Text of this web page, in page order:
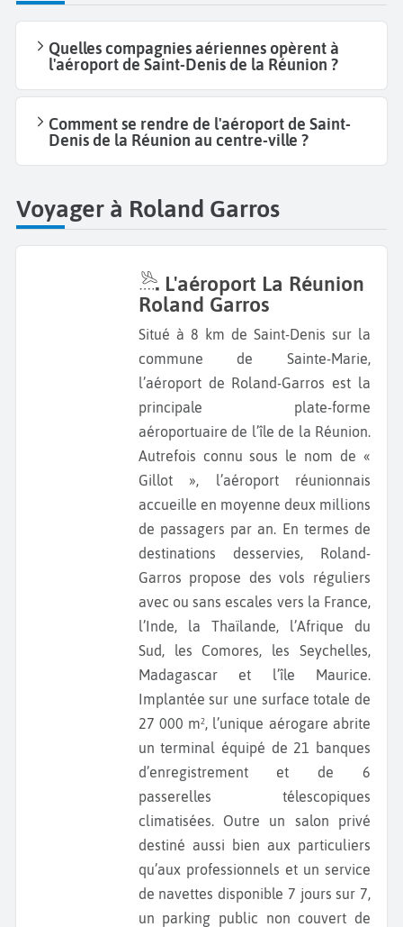
Quelles compagnies aériennes opèrent à
l'aéroport de Saint-Denis de la Réunion ?
Comment se rendre de l'aéroport de Saint-
Denis de la Réunion au centre-ville ?
Voyager à Roland Garros
L'aéroport La Réunion
Roland Garros
Situé à 8 km de Saint-Denis sur la
commune de Sainte-Marie,
l’aéroport de Roland-Garros est la
principale plate-forme
aéroportuaire de l’île de la Réunion.
Autrefois connu sous le nom de «
Gillot », l’aéroport réunionnais
accueille en moyenne deux millions
de passagers par an. En termes de
destinations desservies, Roland-
Garros propose des vols réguliers
avec ou sans escales vers la France,
l’Inde, la Thaïlande, l’Afrique du
Sud, les Comores, les Seychelles,
Madagascar et l’île Maurice.
Implantée sur une surface totale de
27 000 m², l’unique aérogare abrite
un terminal équipé de 21 banques
d’enregistrement et de 6
passerelles télescopiques
climatisées. Outre un salon privé
destiné aussi bien aux particuliers
qu’aux professionnels et un service
de navettes disponible 7 jours sur 7,
un parking public non couvert de